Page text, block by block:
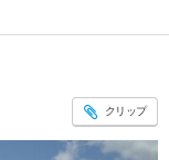
クリップ